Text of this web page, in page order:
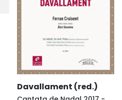
Davallament (red.)